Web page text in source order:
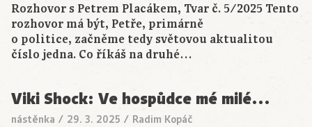
Rozhovor s Petrem Placákem, Tvar č. 5/2025 Tento
rozhovor má být, Petře, primárně
o politice, začněme tedy světovou aktualitou
číslo jedna. Co říkáš na druhé…
Viki Shock: Ve hospůdce mé milé…
nástěnka / 29. 3. 2025 / Radim Kopáč